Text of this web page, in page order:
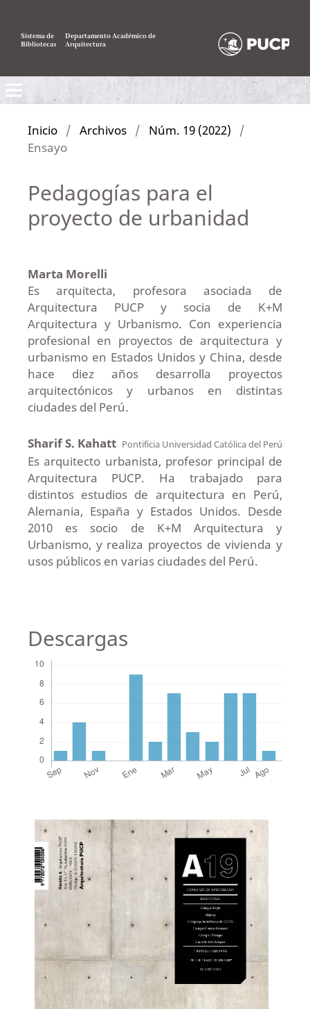
Sistema de
Bibliotecas
Departamento Académico de
Arquitectura
Inicio / Archivos / Núm. 19 (2022)
/
Ensayo
Pedagogías para el
proyecto de urbanidad
Marta Morelli
Es arquitecta, profesora asociada de
Arquitectura PUCP y socia de K+M
Arquitectura y Urbanismo. Con experiencia
profesional en proyectos de arquitectura y
urbanismo en Estados Unidos y China, desde
hace diez años desarrolla proyectos
arquitectónicos y urbanos en distintas
ciudades del Perú.
Sharif S. Kahatt Pontificia Universidad Católica del Perú
Es arquitecto urbanista, profesor principal de
Arquitectura PUCP. Ha trabajado para
distintos estudios de arquitectura en Perú,
Alemania, España y Estados Unidos. Desde
2010 es socio de K+M Arquitectura y
Urbanismo, y realiza proyectos de vivienda y
usos públicos en varias ciudades del Perú.
Descargas